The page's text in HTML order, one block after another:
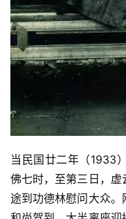
当民国廿二年（1933
佛七时，至第三日，
途到功德林慰问大众